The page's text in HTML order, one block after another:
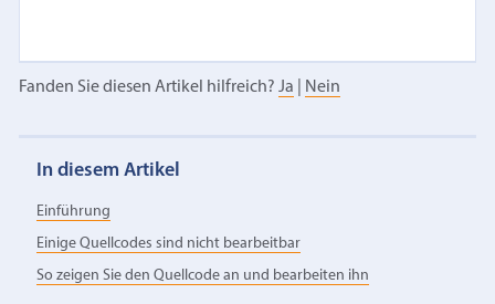
Fanden Sie diesen Artikel hilfreich? Ja Nein
In diesem Artikel
Einführung
Einige Quellcodes sind nicht bearbeitbar
So zeigen Sie den Quellcode an und bearbeiten ihn